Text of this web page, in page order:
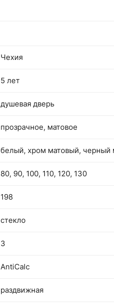
Чехия
5 лет
душевая дверь
прозрачное, матовое
белый, хром матовый, черный
80, 90, 100, 110, 120, 130
198
стекло
3
AntiCalc
раздвижная